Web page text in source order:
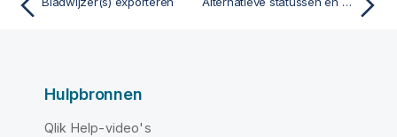
Hulpbronnen
Qlik Help-video's